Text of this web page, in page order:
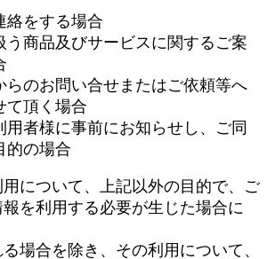
絡をする場合
う商品及びサービスに関するご案
らのお問い合せまたはご依頼等へ
て頂く場合
用者様に事前にお知らせし、ご同
的の場合
について、上記以外の目的で、ご
を利用する必要が生じた場合に
場合を除き、その利用について、